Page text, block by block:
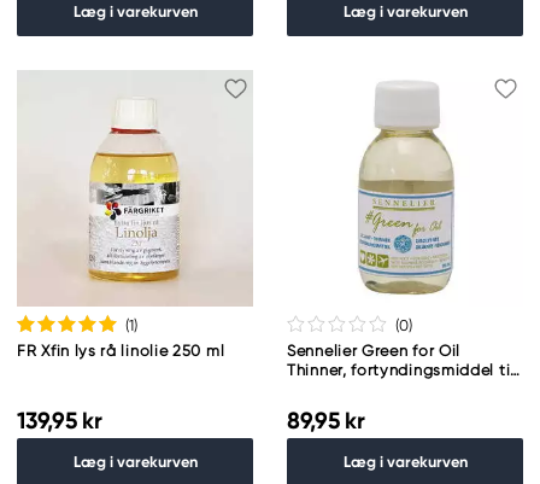
Læg i varekurven Læg i varekurven
(1)
FR Xfin lys rå linolie 250 ml
139,95 kr
Læg i varekurven
(0)
Sennelier Green for Oil
Thinner, fortyndingsmiddel til
89,95 kr
Læg i varekurven